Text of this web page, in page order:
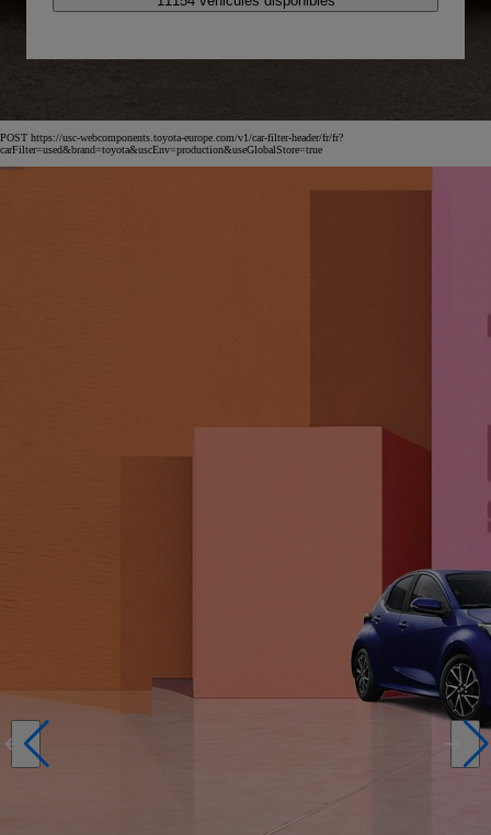
POST https://usc-webcomponents.toyota-europe.com/v1/car-filter-header/fr/fr?
carFilter=used&brand=toyota&uscEnv=production&useGlobalStore=true